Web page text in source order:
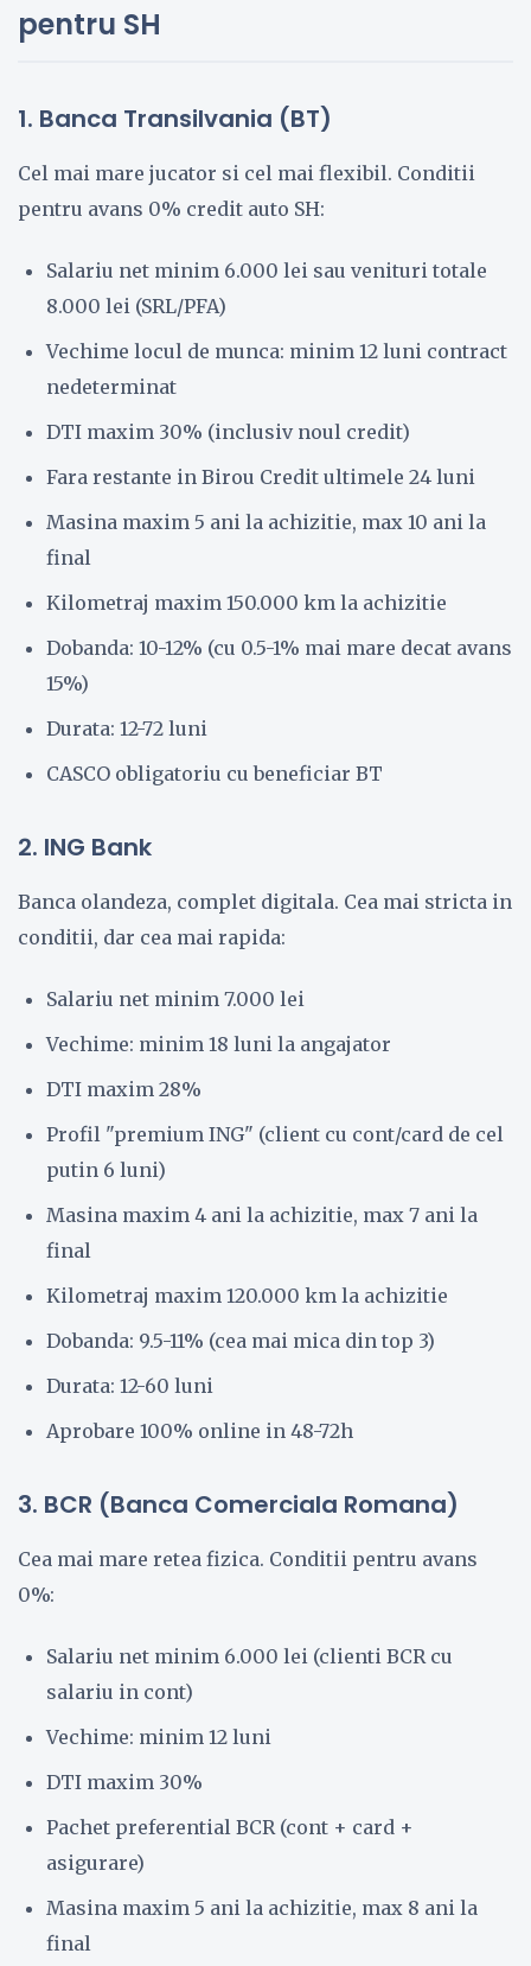
pentru SH
1. Banca Transilvania (BT)
Cel mai mare jucator si cel mai flexibil. Conditii
pentru avans 0% credit auto SH:
Salariu net minim 6.000 lei sau venituri totale
8.000 lei (SRL/PFA)
Vechime locul de munca: minim 12 luni contract
nedeterminat
DTI maxim 30% (inclusiv noul credit)
Fara restante in Birou Credit ultimele 24 luni
Masina maxim 5 ani la achizitie, max 10 ani la
final
Kilometraj maxim 150.000 km la achizitie
Dobanda: 10-12% (cu 0.5-1% mai mare decat avans
15%)
Durata: 12-72 luni
CASCO obligatoriu cu beneficiar BT
2. ING Bank
Banca olandeza, complet digitala. Cea mai stricta in
conditii, dar cea mai rapida:
Salariu net minim 7.000 lei
Vechime: minim 18 luni la angajator
DTI maxim 28%
Profil "premium ING" (client cu cont/card de cel
putin 6 luni)
Masina maxim 4 ani la achizitie, max 7 ani la
final
Kilometraj maxim 120.000 km la achizitie
Dobanda: 9.5-11% (cea mai mica din top 3)
Durata: 12-60 luni
Aprobare 100% online in 48-72h
3. BCR (Banca Comerciala Romana)
Cea mai mare retea fizica. Conditii pentru avans
0%:
Salariu net minim 6.000 lei (clienti BCR cu
salariu in cont)
Vechime: minim 12 luni
DTI maxim 30%
Pachet preferential BCR (cont + card +
asigurare)
Masina maxim 5 ani la achizitie, max 8 ani la
final